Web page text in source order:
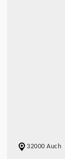
32000 Auch